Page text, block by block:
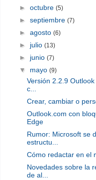
►octubre(5)
►septiembre(7)
►agosto(6)
► julio(13)
► junio(7)
▼ mayo(9)
Versión 2.2.9
c...
Crear, cambiar o
Outlook.com con
Edge
Rumor: Microsoft se
estructu...
Cómo redactar en el
Novedades sobre la
de al...